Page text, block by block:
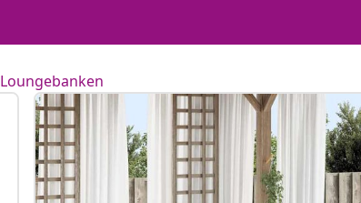
Loungebanken